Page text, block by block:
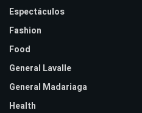
Espectáculos
Fashion
Food
General Lavalle
General Madariaga
Health